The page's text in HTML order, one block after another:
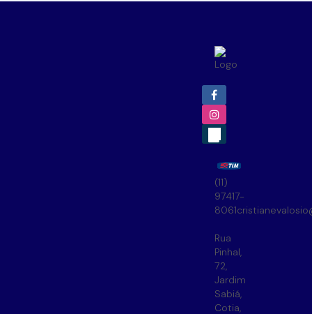
(11)
97417-
8061
Rua
Pinhal,
72,
Jardim
Sabiá,
Cotia,